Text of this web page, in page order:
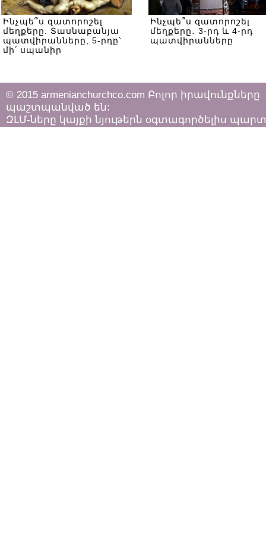
Ինչպե՞ս զատորոշել
մեղքերը. Տասնաբանյա
պատվիրանները, 5-րդը՝
մի՛ սպանիր
Ինչպե՞ս զատորոշել
մեղքերը․ 3-րդ և 4-րդ
պատվիրանները
© 2015 armenianchurchco.com Բոլոր իրավունքները
պաշտպանված են:
ԶԼՄ-ները կայքի նյութերն օգտագործելիս